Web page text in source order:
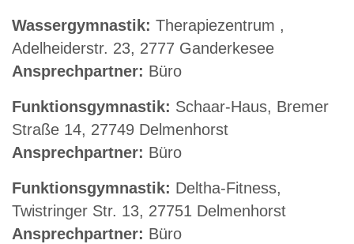
Wassergymnastik: Therapiezentrum ,
Adelheiderstr. 23, 2777 Ganderkesee
Ansprechpartner: Büro
Funktionsgymnastik: Schaar-Haus, Bremer
Straße 14, 27749 Delmenhorst
Ansprechpartner: Büro
Funktionsgymnastik: Deltha-Fitness,
Twistringer Str. 13, 27751 Delmenhorst
Ansprechpartner: Büro